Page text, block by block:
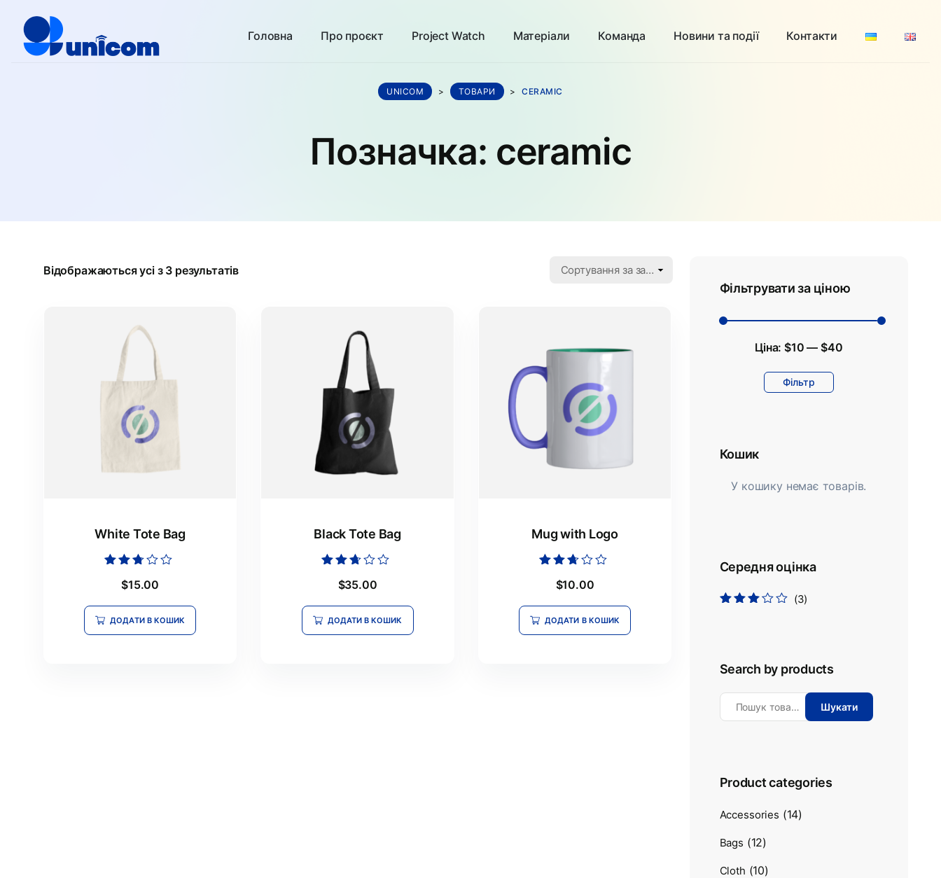
Головна Про проєкт Project Watch Матеріали Команда Новини та події Контакти
Позначка: ceramic
UNICOM > ТОВАРИ > CERAMIC
Відображаються усі з 3 результатів
White Tote Bag
в
з 5
$15.00
ДОДАТИ В КОШИК
Black Tote Bag
в
з 5
$35.00
ДОДАТИ В КОШИК
Mug with Logo
в
з 5
$10.00
ДОДАТИ В КОШИК
Фільтрувати за ціною
Фільтр
Ціна: $10 — $40
Кошик
У кошику немає товарів.
Середня оцінка
(3)
Search by products
Шукати
Product categories
Accessories (14)
Bags (12)
Cloth (10)